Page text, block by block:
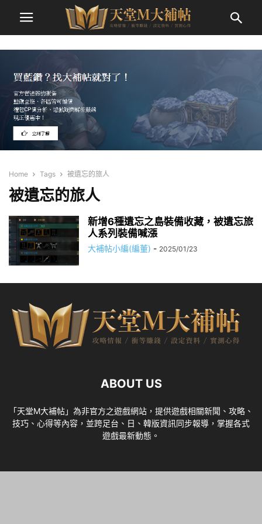
Home Tags 被遺忘的旅人
被遺忘的旅人
新增6種遺忘之島裝備收藏，被遺忘旅
人系列裝備喊漲
大補帖小編(編董) - 2025/01/23
ABOUT US
「天堂M大補帖」為非官方之遊戲網站，提供遊戲相關新聞、攻略、
技巧、心得等內容，並跨足台、日、韓版資訊同步報導，掌握各式
遊戲最新動態。